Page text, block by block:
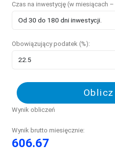
Czas na inwestycję (w miesiącach
Obowiązujący podatek (%):
Wynik obliczeń
Wynik brutto miesięcznie:
606.67